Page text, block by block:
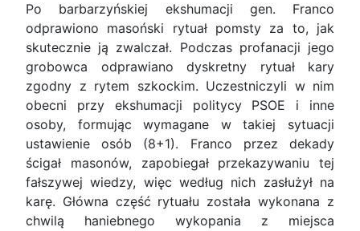
Po barbarzyńskiej ekshumacji gen. Franco
odprawiono masoński rytuał pomsty za to, jak
skutecznie ją zwalczał. Podczas profanacji jego
grobowca odprawiano dyskretny rytuał kary
zgodny z rytem szkockim. Uczestniczyli w nim
obecni przy ekshumacji politycy PSOE i inne
osoby, formując wymagane w takiej sytuacji
ustawienie osób (8+1). Franco przez dekady
ścigał masonów, zapobiegał przekazywaniu tej
fałszywej wiedzy, więc według nich zasłużył na
karę. Główna część rytuału została wykonana z
chwilą haniebnego wykopania z miejsca